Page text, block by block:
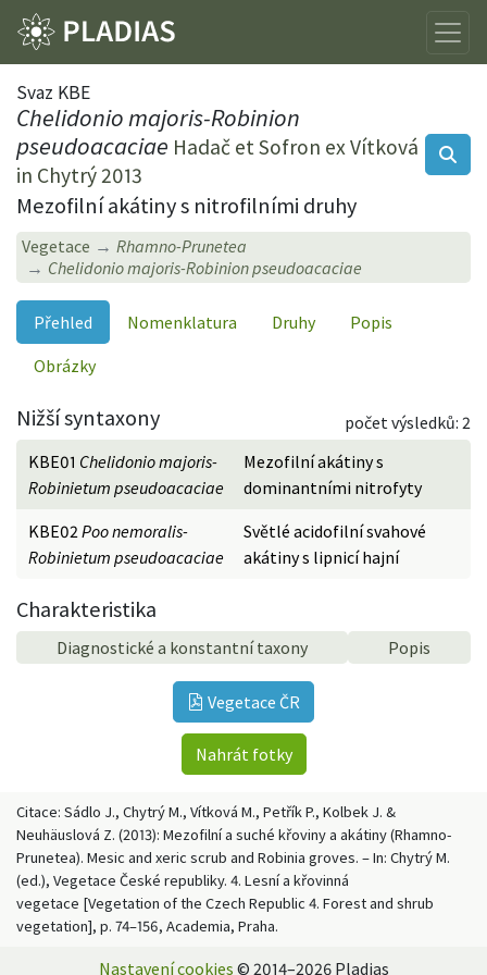
Svaz KBE
Chelidonio majoris-Robinion
pseudoacaciae Hadač et Sofron ex Vítková
in Chytrý 2013
Mezofilní akátiny s nitrofilními druhy
Vegetace
Rhamno-Prunetea
Chelidonio majoris-Robinion pseudoacaciae
Přehled Nomenklatura Druhy
Popis
Obrázky
Nižší syntaxony
počet výsledků: 2
KBE01 Chelidonio majoris-
Robinietum pseudoacaciae
Mezofilní akátiny s
dominantními nitrofyty
KBE02Poo nemoralis-
Robinietum pseudoacaciae
Světlé acidofilní svahové
akátiny s lipnicí hajní
Charakteristika
Diagnostické a konstantní taxony Popis
Vegetace ČR
Nahrát fotky
Citace: Sádlo J., Chytrý M., Vítková M., Petřík P., Kolbek J. &
Neuhäuslová Z. (2013): Mezofilní a suché křoviny a akátiny (Rhamno-
Prunetea). Mesic and xeric scrub and Robinia groves. – In: Chytrý M.
(ed.), Vegetace České republiky. 4. Lesní a křovinná
vegetace [Vegetation of the Czech Republic 4. Forest and shrub
vegetation], p. 74–156, Academia, Praha.
Nastavení cookies © 2014–2026 Pladias